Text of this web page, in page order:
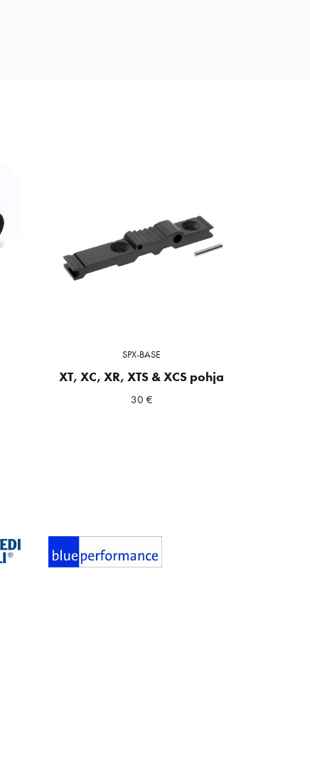
SPX-BASE
XT, XC, XR, XTS & XCS pohja
30 €